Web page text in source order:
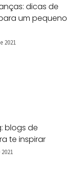
dicas de
um pequeno
2021
blogs de
te inspirar